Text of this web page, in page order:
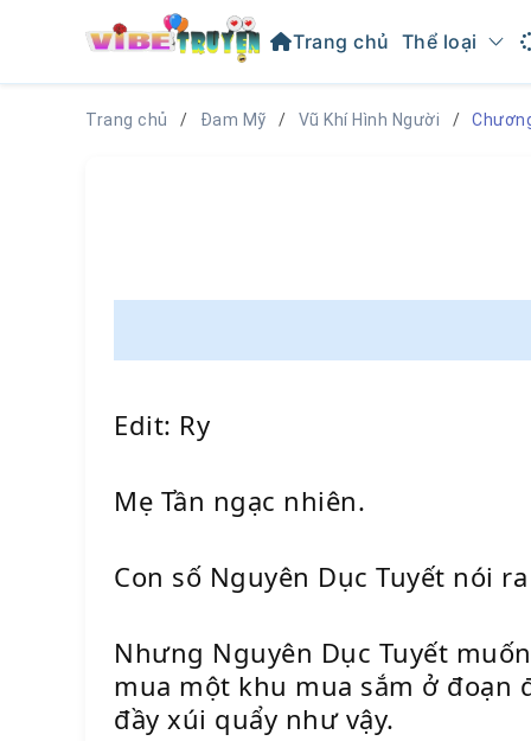
Trang chủ Thể loại
Trang chủ Đam Mỹ Vũ Khí Hình Người
Edit: Ry
Mẹ Tần ngạc nhiên.
Con số Nguyên Dục Tuyết nói
Nhưng Nguyên Dục Tuyết
mua một khu mua sắm ở đoạn
đầy xúi quẩy như vậy.